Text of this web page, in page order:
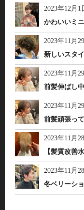
2023年12月1
かわいいミ
2023年11月
新しいスタ
2023年11月
前髪伸ばし中
2023年11月
前髪頑張っ
2023年11月
【髪質改善
2023年11月
冬ベリーシ